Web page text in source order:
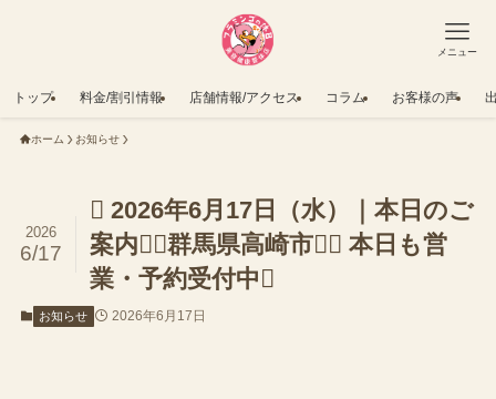
メニュー
トップ 料金/割引情報 店舗情報/アクセス コラム お客様の声
ホーム お知らせ
 2026年6月17日（水）｜本日のご
案内（群馬県高崎市） 本日も営
業・予約受付中
2026
6/17
お知らせ 2026年6月17日